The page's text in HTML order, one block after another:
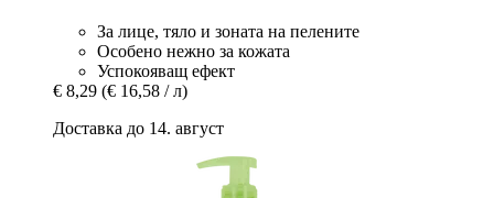
За лице, тяло и зоната на пелените
Особено нежно за кожата
Успокояващ ефект
€ 8,29 (€ 16,58 / л)
Доставка до 14. август